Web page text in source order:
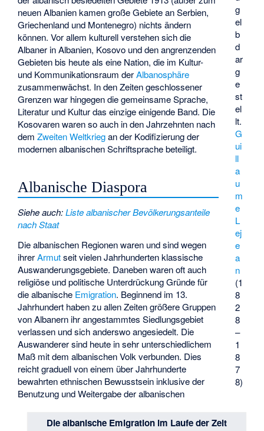
g
el
b
d
ar
g
e
st
el
lt.
G
ui
ll
a
u
m
e
L
ej
e
a
n
(1
8
2
8
–
1
8
7
8)
neuen Albanien kamen große Gebiete an Serbien,
Griechenland und Montenegro) nichts ändern
können. Vor allem kulturell verstehen sich die
Albaner in Albanien, Kosovo und den angrenzenden
Gebieten bis heute als eine Nation, die im Kultur-
und Kommunikationsraum derAlbanosphäre
zusammenwächst. In den Zeiten geschlossener
Grenzen war hingegen die gemeinsame Sprache,
Literatur und Kultur das einzige einigende Band. Die
Kosovaren waren so auch in den Jahrzehnten nach
demZweiten Weltkriegan der Kodifizierung der
modernen albanischen Schriftsprache beteiligt.
Albanische Diaspora
Siehe auch:Liste albanischer Bevölkerungsanteile
nach Staat
Die albanische Emigration im Laufe der Zeit
Die albanischen Regionen waren und sind wegen
ihrerArmutseit vielen Jahrhunderten klassische
Auswanderungsgebiete. Daneben waren oft auch
religiöse und politische Unterdrückung Gründe für
die albanische Emigration. Beginnend im 13.
Jahrhundert haben zu allen Zeiten größere Gruppen
von Albanern ihr angestammtes Siedlungsgebiet
verlassen und sich anderswo angesiedelt. Die
Auswanderer sind heute in sehr unterschiedlichem
Maß mit dem albanischen Volk verbunden. Dies
reicht graduell von einem über Jahrhunderte
bewahrten ethnischen Bewusstsein inklusive der
Benutzung und Weitergabe der albanischen